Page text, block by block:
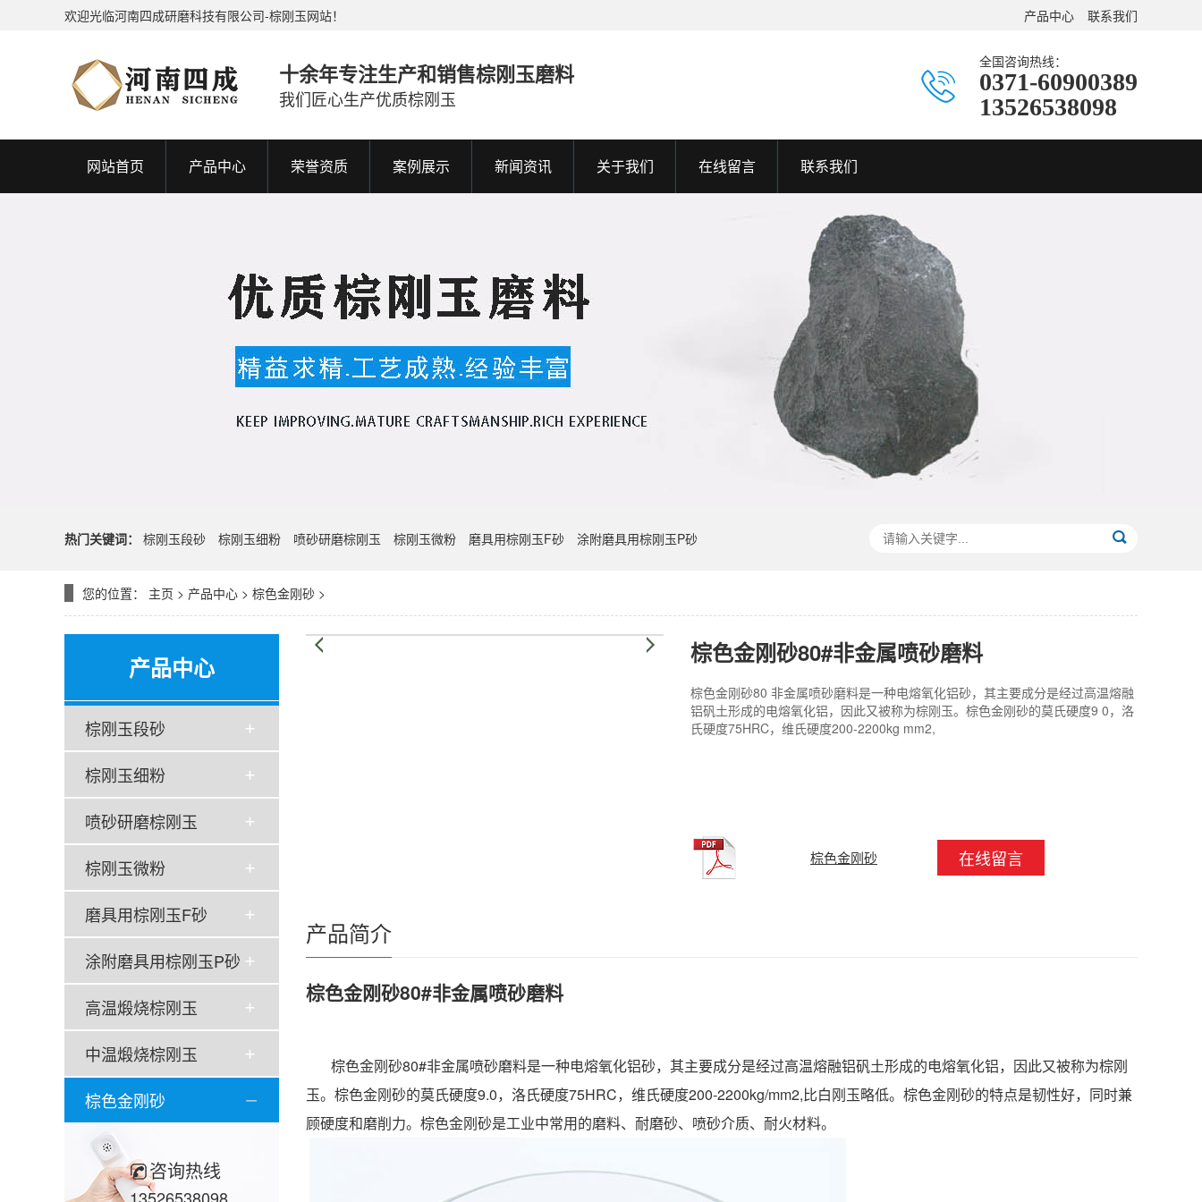
产品中心 联系我们
欢迎光临河南四成研磨科技有限公司-棕刚玉网站！
十余年专注生产和销售棕刚玉磨料
我们匠心生产优质棕刚玉
全国咨询热线：
0371-60900389
13526538098
网站首页 产品中心 荣誉资质 案例展示 新闻资讯 关于我们 在线留言 联系我们
热门关键词： 棕刚玉段砂 棕刚玉细粉 喷砂研磨棕刚玉 棕刚玉微粉 磨具用棕刚玉F砂 涂附磨具用棕刚玉P砂
您的位置： 主页 > 产品中心 > 棕色金刚砂 >
产品中心
棕刚玉段砂
棕刚玉细粉
喷砂研磨棕刚玉
棕刚玉微粉
磨具用棕刚玉F砂
涂附磨具用棕刚玉P砂
高温煅烧棕刚玉
中温煅烧棕刚玉
棕色金刚砂
咨询热线
棕色金刚砂80#非金属喷砂磨料
棕色金刚砂80 非金属喷砂磨料是一种电熔氧化铝砂，其主要成分是经过高温熔融
铝矾土形成的电熔氧化铝，因此又被称为棕刚玉。棕色金刚砂的莫氏硬度9 0，洛
氏硬度75HRC，维氏硬度200-2200kg mm2,
棕色金刚砂 在线留言
产品简介
棕色金刚砂80#非金属喷砂磨料
棕色金刚砂80#非金属喷砂磨料是一种电熔氧化铝砂，其主要成分是经过高温熔融铝矾土形成的电熔氧化铝，因此又被称为棕刚
玉。棕色金刚砂的莫氏硬度9.0，洛氏硬度75HRC，维氏硬度200-2200kg/mm2,比白刚玉略低。棕色金刚砂的特点是韧性好，同时兼
顾硬度和磨削力。棕色金刚砂是工业中常用的磨料、耐磨砂、喷砂介质、耐火材料。